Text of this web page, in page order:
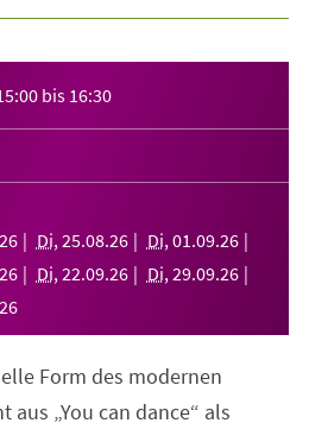
bis 16:30
26 Di, 25.08.26 Di, 01 .09.26
26 Di, 22.09.26 Di, 29.09.26
26
Form des modernen
„You can dance“ als